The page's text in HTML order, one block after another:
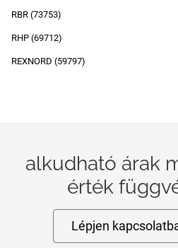
RBR (73753)
RHP (69712)
REXNORD (59797)
alkudható árak
érték
Lépjen